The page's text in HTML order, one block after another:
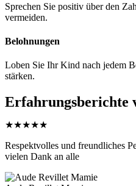
Sprechen Sie positiv über den
vermeiden.
Belohnungen
Loben Sie Ihr Kind nach jedem
stärken.
Erfahrungsberichte
vielen Dank an alle
Aude Revillet Mamie